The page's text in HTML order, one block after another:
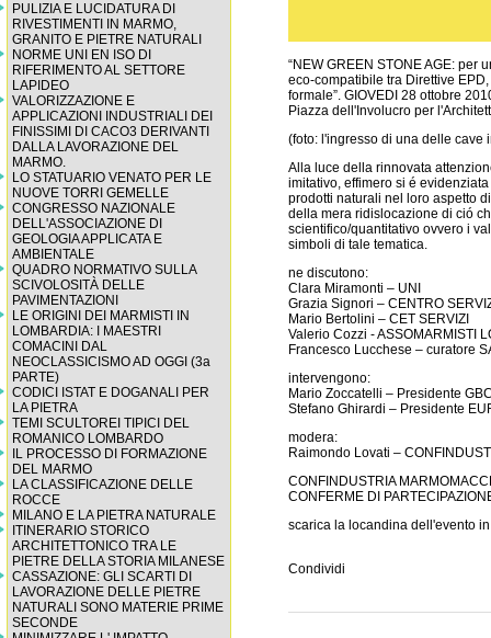
PULIZIA E LUCIDATURA DI
RIVESTIMENTI IN MARMO,
GRANITO E PIETRE NATURALI
NORME UNI EN ISO DI
RIFERIMENTO AL SETTORE
LAPIDEO
VALORIZZAZIONE E
APPLICAZIONI INDUSTRIALI DEI
FINISSIMI DI CACO3 DERIVANTI
DALLA LAVORAZIONE DEL
MARMO.
LO STATUARIO VENATO PER LE
NUOVE TORRI GEMELLE
CONGRESSO NAZIONALE
DELL'ASSOCIAZIONE DI
GEOLOGIA APPLICATA E
AMBIENTALE
QUADRO NORMATIVO SULLA
SCIVOLOSITÀ DELLE
PAVIMENTAZIONI
LE ORIGINI DEI MARMISTI IN
LOMBARDIA: I MAESTRI
COMACINI DAL
NEOCLASSICISMO AD OGGI (3a
PARTE)
CODICI ISTAT E DOGANALI PER
LA PIETRA
TEMI SCULTOREI TIPICI DEL
ROMANICO LOMBARDO
IL PROCESSO DI FORMAZIONE
DEL MARMO
LA CLASSIFICAZIONE DELLE
ROCCE
MILANO E LA PIETRA NATURALE
ITINERARIO STORICO
ARCHITETTONICO TRA LE
PIETRE DELLA STORIA MILANESE
CASSAZIONE: GLI SCARTI DI
LAVORAZIONE DELLE PIETRE
NATURALI SONO MATERIE PRIME
SECONDE
“NEW GREEN STONE AGE: per
eco-compatibile tra Direttive
formale”. GIOVEDI 28 ottobre
Piazza dell'Involucro per
(foto: l'ingresso di una delle cave
Alla luce della rinnovata
imitativo, effimero si é
prodotti naturali nel loro aspetto
della mera ridislocazione di ció
scientifico/quantitativo ovvero i
simboli di tale tematica.
ne discutono:
Clara Miramonti – UNI
Grazia Signori – CENTRO
Mario Bertolini – CET SERVIZI
Valerio Cozzi - ASSOMARMISTI
Francesco Lucchese – curatore
intervengono:
Mario Zoccatelli – Presidente
Stefano Ghirardi – Presidente
modera:
Raimondo Lovati –
CONFINDUSTRIA
CONFERME DI
scarica la locandina dell'evento
Condividi